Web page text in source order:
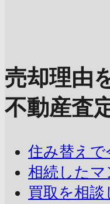
売却理由
不動産査
住み替え
相続した
買取を相談